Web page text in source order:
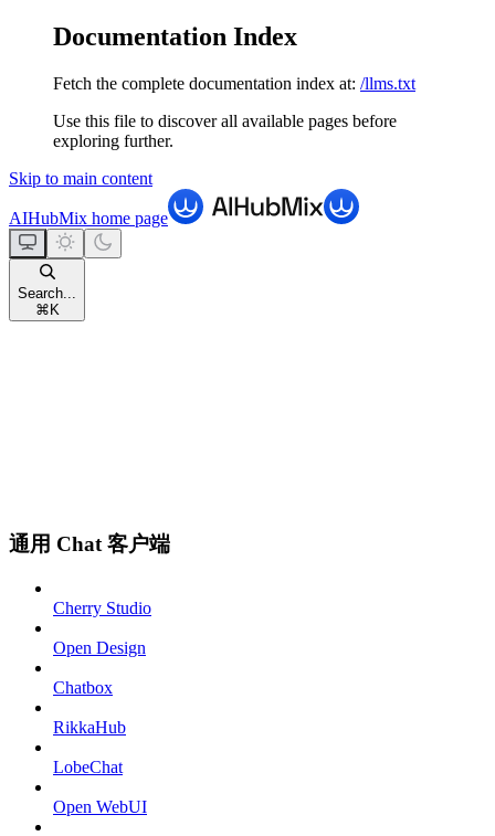
Documentation Index
Fetch the complete documentation index at: /llms.txt
Use this file to discover all available pages before
exploring further.
Skip to main content
AIHubMix home page
Search...
⌘ K
通用 Chat 客户端
Cherry Studio
Open Design
Chatbox
RikkaHub
LobeChat
Open WebUI